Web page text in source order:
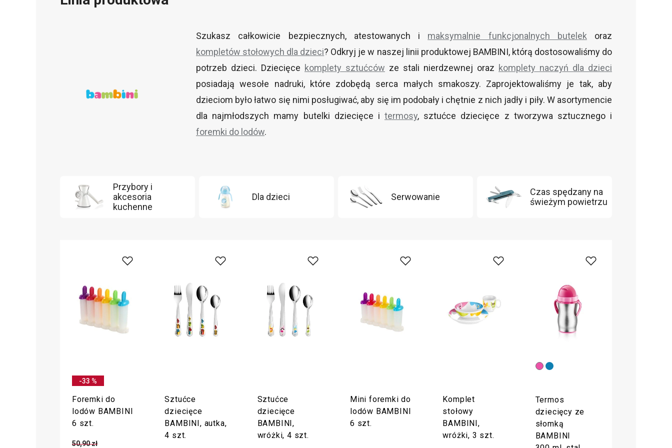
Szukasz całkowicie bezpiecznych, atestowanych i maksymalnie funkcjonalnych butelek oraz
kompletów stołowych dla dzieci? Odkryj je w naszej linii produktowej BAMBINI, którą dostosowaliśmy do
potrzeb dzieci. Dziecięce komplety sztućców ze stali nierdzewnej oraz komplety naczyń dla dzieci
posiadają wesołe nadruki, które zdobędą serca małych smakoszy. Zaprojektowaliśmy je tak, aby
dzieciom było łatwo się nimi posługiwać, aby się im podobały i chętnie z nich jadły i piły. W asortymencie
dla najmłodszych mamy butelki dziecięce i termosy, sztućce dziecięce z tworzywa sztucznego i
foremki do lodów.
Przybory i
akcesoria
kuchenne
Dla dzieci Serwowanie
Czas spędzany na
świeżym powietrzu
-33 %
Foremki do
lodów BAMBINI
6 szt.
50,90 zł
Sztućce
dziecięce
BAMBINI, autka,
4 szt.
Sztućce
dziecięce
BAMBINI,
wróżki, 4 szt.
Mini foremki do
lodów BAMBINI
6 szt.
Komplet
stołowy
BAMBINI,
wróżki, 3 szt.
Termos
dziecięcy ze
słomką
BAMBINI